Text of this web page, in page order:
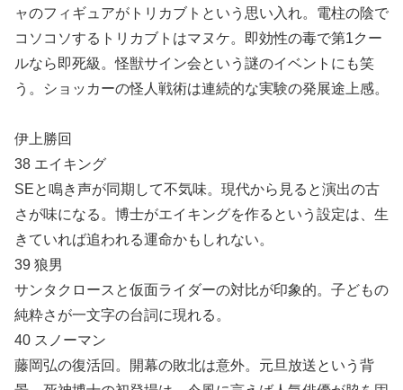
ャのフィギュアがトリカブトという思い入れ。電柱の陰で
コソコソするトリカブトはマヌケ。即効性の毒で第1クー
ルなら即死級。怪獣サイン会という謎のイベントにも笑
う。ショッカーの怪人戦術は連続的な実験の発展途上感。
伊上勝回
38 エイキング
SEと鳴き声が同期して不気味。現代から見ると演出の古
さが味になる。博士がエイキングを作るという設定は、生
きていれば追われる運命かもしれない。
39 狼男
サンタクロースと仮面ライダーの対比が印象的。子どもの
純粋さが一文字の台詞に現れる。
40 スノーマン
藤岡弘の復活回。開幕の敗北は意外。元旦放送という背